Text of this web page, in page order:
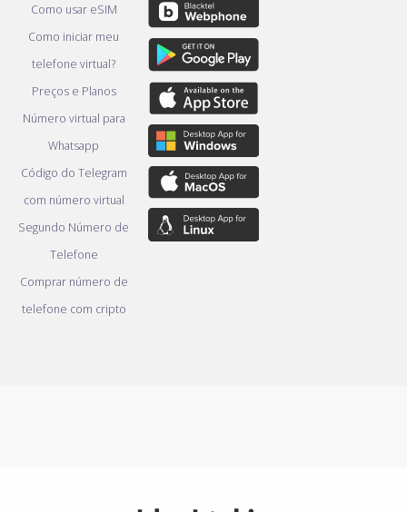
Como usar eSIM
Como iniciar meu
telefone virtual?
Preços e Planos
Número virtual para
Whatsapp
Código do Telegram
com número virtual
Segundo Número de
Telefone
Comprar número de
telefone com cripto